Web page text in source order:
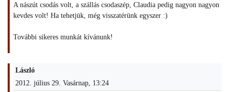
A nászút csodás volt, a szállás csodaszép, Claudia pedig nagyon nagyon
kevdes volt! Ha tehetjük, még visszatérünk egyszer :)
További sikeres munkát kívánunk!
László
2012. július 29. Vasárnap, 13:24